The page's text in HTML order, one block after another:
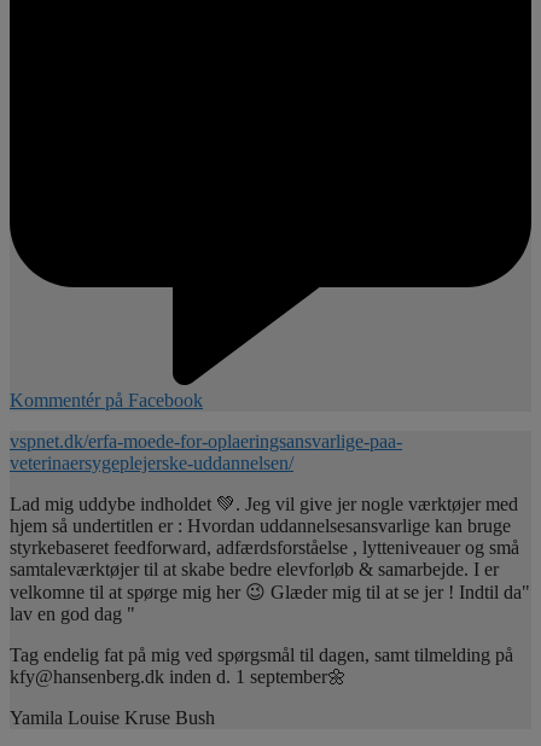
Kommentér på Facebook
vspnet.dk/erfa-moede-for-oplaeringsansvarlige-paa-
veterinaersygeplejerske-uddannelsen/
Lad mig uddybe indholdet 💚. Jeg vil give jer nogle værktøjer med
hjem så undertitlen er : Hvordan uddannelsesansvarlige kan bruge
styrkebaseret feedforward, adfærdsforståelse , lytteniveauer og små
samtaleværktøjer til at skabe bedre elevforløb & samarbejde. I er
velkomne til at spørge mig her 😉 Glæder mig til at se jer ! Indtil da"
lav en god dag "
Tag endelig fat på mig ved spørgsmål til dagen, samt tilmelding på
kfy@hansenberg.dk inden d. 1 september🌼
Yamila Louise Kruse Bush